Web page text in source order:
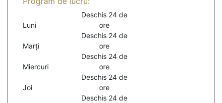
Luni
Deschis 24 de
ore
Marți
Deschis 24 de
ore
Miercuri
Deschis 24 de
ore
Joi
Deschis 24 de
ore
Deschis 24 de